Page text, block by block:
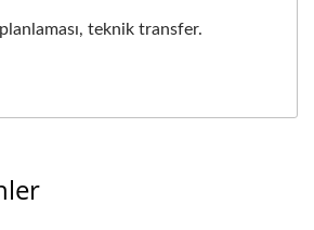
teknik transfer.